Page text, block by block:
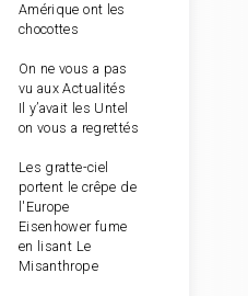
Amérique ont les
chocottes
On ne vous a pas
vu aux Actualités
Il y’avait les Untel
on vous a regrettés
Les gratte-ciel
portent le crêpe de
l'Europe
Eisenhower fume
en lisant Le
Misanthrope